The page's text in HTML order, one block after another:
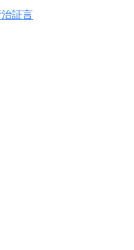
いるときに
れます。
ります。
談を！
証言